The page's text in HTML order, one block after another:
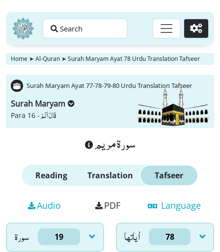
Search Go
Home ➤ Al-Quran ➤ Surah Maryam Ayat 78 Urdu Translation Tafseer
Surah Maryam Ayat 77-78-79-80 Urdu Translation Tafseer
Surah Maryam
Para 16 -قَالَ اَلَمْ
سورة مريم
Reading Translation Tafseer
Audio PDF Language
سورۃ 19 اٰياتها 78